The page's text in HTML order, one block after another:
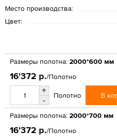
Место производства:
Цвет:
Размеры полотна: 2000*600 мм
16'372 р./Полотно
+
-
Полотно В
Размеры полотна: 2000*700 мм
16'372 р./Полотно